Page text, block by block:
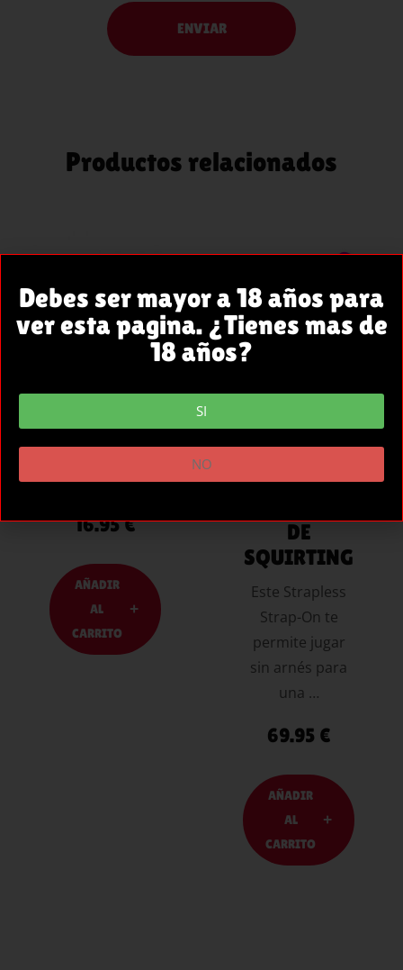
Productos relacionados
AL
CARRITO
CON
ROJO
16.95€
AÑADIR
AL
CARRITO
AL
CARRITO
E KELPIE
TIRAS
DE
SQUIRTING
Este Strapless
Strap-On te
permite jugar
sin arnés para
una …
69.95 €
AÑADIR
AL
CARRITO
Debes ser mayor a 18 años para
ver esta pagina. ¿Tienes mas de
18 años?
SI
NO